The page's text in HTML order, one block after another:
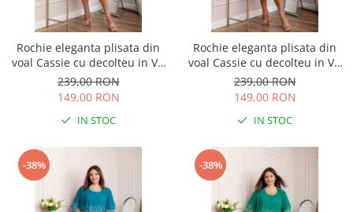
Rochie eleganta plisata din
voal Cassie cu decolteu in V -
Turcoaz aqua
239,00 RON
149,00 RON
IN STOC
Rochie eleganta plisata din
voal Cassie cu decolteu in V -
Albastru regal
239,00 RON
149,00 RON
IN STOC
-38% -38%